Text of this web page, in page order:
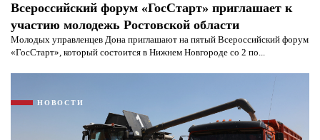
Всероссийский форум «ГосСтарт» приглашает к
участию молодежь Ростовской области
Молодых управленцев Дона приглашают на пятый Всероссийский форум
«ГосСтарт», который состоится в Нижнем Новгороде со 2 по...
НОВОСТИ